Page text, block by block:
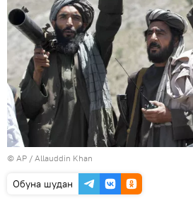
© AP / Allauddin Khan
Обуна шудан